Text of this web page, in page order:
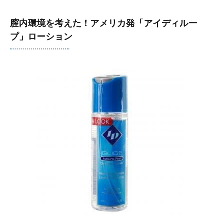
膣内環境を考えた！アメリカ発「アイディルー
プ」ローション